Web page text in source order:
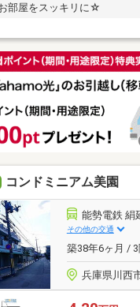
部屋をスッキリに☆
コンドミニアム美園
能勢電鉄 絹
その他の交通
築38年6ヶ月 /
兵庫県川西